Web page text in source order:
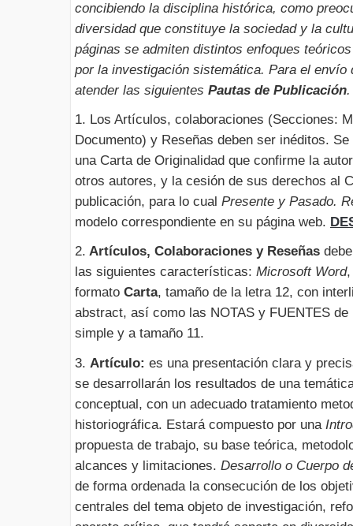
concibiendo la disciplina histórica, como
diversidad que constituye la sociedad y la
páginas se admiten distintos enfoques
por la investigación sistemática. Para el envío
atender las siguientes Pautas de Publicación.
1. Los Artículos, colaboraciones (Secciones:
Documento) y Reseñas deben ser inéditos.
una Carta de Originalidad que confirme la
otros autores, y la cesión de sus derechos al
publicación, para lo cual Presente y Pasado.
modelo correspondiente en su página web.
2. Artículos, Colaboraciones y Reseñas
las siguientes características: Microsoft Word
formato Carta, tamaño de la letra 12, con
abstract, así como las NOTAS y FUENTES
simple y a tamaño 11.
3. Artículo: es una presentación clara y
se desarrollarán los resultados de una
conceptual, con un adecuado tratamiento
historiográfica. Estará compuesto por una
propuesta de trabajo, su base teórica,
alcances y limitaciones. Desarrollo o Cuerpo
de forma ordenada la consecución de los
centrales del tema objeto de investigación,